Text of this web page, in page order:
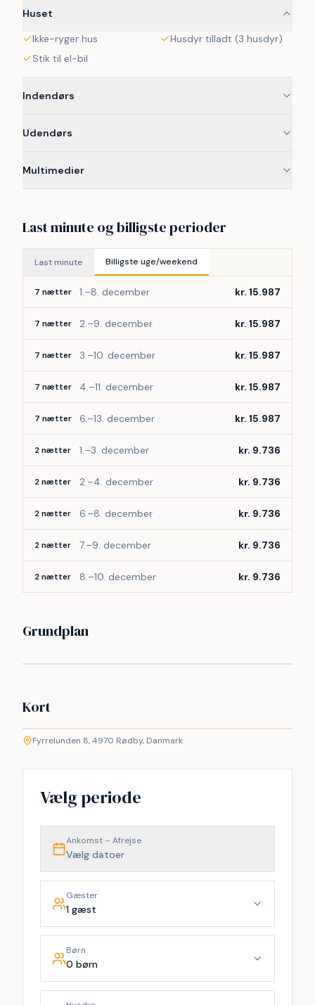
huset er under opførelse, så det færdige hus og
Demobillederne kan i nogle tilfælde være AI-genererede.
Huset
Ikke-ryger hus
Husdyr tilladt (3 husdyr)
Stik til el-bil
Indendørs
Udendørs
Multimedier
Last minute og billigste perioder
Last minute Billigste uge/weekend
7 nætter 1.–8. december kr. 15.987
7 nætter 2.–9. december kr. 15.987
7 nætter 3.–10. december kr. 15.987
7 nætter 4.–11. december kr. 15.987
7 nætter 6.–13. december kr. 15.987
2 nætter 1.–3. december kr. 9.736
2 nætter 2.–4. december kr. 9.736
2 nætter 6.–8. december kr. 9.736
2 nætter 7.–9. december kr. 9.736
2 nætter 8.–10. december kr. 9.736
Grundplan
Kort
+
−
Fyrrelunden 8, 4970 Rødby, Danmark
Vælg periode
Ankomst – Afrejse
Vælg datoer
Gæster
1 gæst
Børn
0 børn